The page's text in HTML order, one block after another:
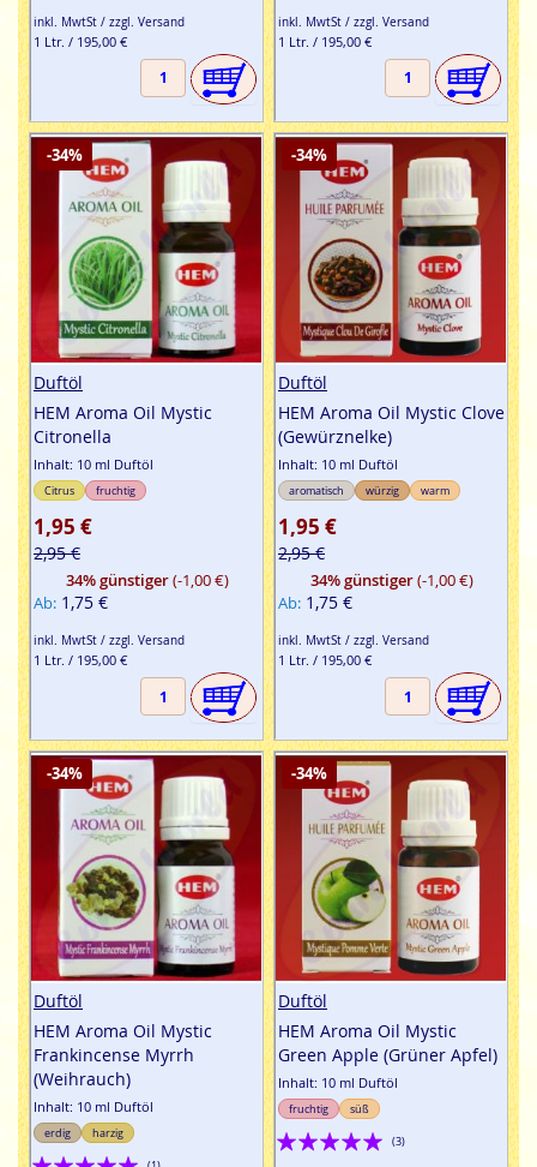
inkl. MwtSt / zzgl. Versand
1 Ltr. / 195,00 €
inkl. MwtSt / zzgl. Versand
1 Ltr. / 195,00 €
-34%
Duftöl
HEM Aroma Oil Mystic
Citronella
Inhalt: 10 ml Duftöl
Citrus fruchtig
1,95 €
2,95 €
34% günstiger(-1,00 €)
Ab 1,75 €
inkl. MwtSt / zzgl. Versand
1 Ltr. / 195,00 €
-34%
Duftöl
HEM Aroma Oil Mystic Clove
(Gewürznelke)
Inhalt: 10 ml Duftöl
aromatisch würzig warm
1,95 €
2,95 €
34% günstiger(-1,00 €)
Ab 1,75 €
inkl. MwtSt / zzgl. Versand
1 Ltr. / 195,00 €
-34%
Duftöl
HEM Aroma Oil Mystic
Frankincense Myrrh
(Weihrauch)
Inhalt: 10 ml Duftöl
erdig harzig
Bewertung:
-34%
Duftöl
HEM Aroma Oil Mystic
Green Apple (Grüner Apfel)
Inhalt: 10 ml Duftöl
fruchtig süß
Bewertung:
(3)